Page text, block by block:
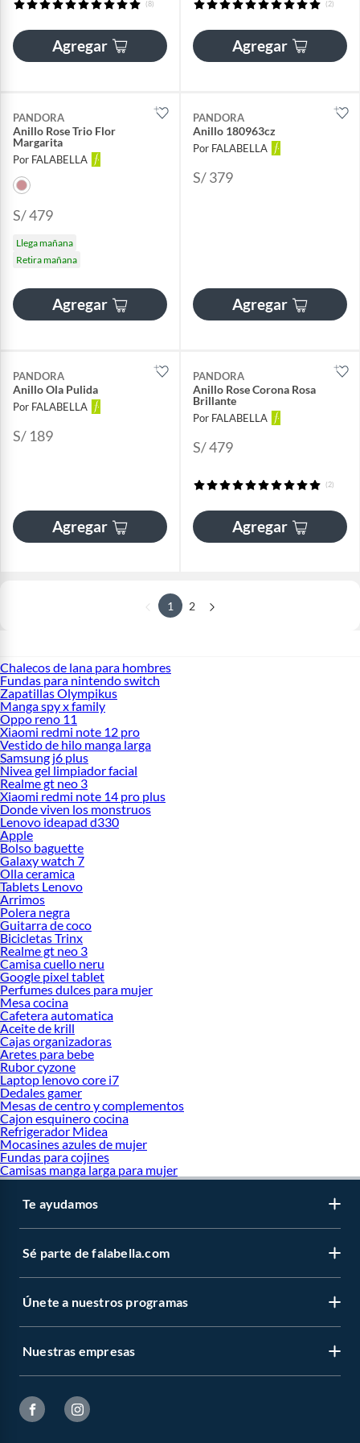
(8)
Agregar
(2)
Agregar
PANDORA
Anillo Rose Trio Flor
Margarita
Por FALABELLA
S/ 479
Llega mañana
Retira mañana
Agregar
PANDORA
Anillo 180963cz
Por FALABELLA
S/ 379
Agregar
PANDORA
Anillo Ola Pulida
Por FALABELLA
S/ 189
Agregar
PANDORA
Anillo Rose Corona Rosa
Brillante
Por FALABELLA
S/ 479
(2)
Agregar
1 2
Chalecos de lana para hombres
Fundas para nintendo switch
Zapatillas Olympikus
Manga spy x family
Oppo reno 11
Xiaomi redmi note 12 pro
Vestido de hilo manga larga
Samsung j6 plus
Nivea gel limpiador facial
Realme gt neo 3
Xiaomi redmi note 14 pro plus
Donde viven los monstruos
Lenovo ideapad d330
Apple
Bolso baguette
Galaxy watch 7
Olla ceramica
Tablets Lenovo
Arrimos
Polera negra
Guitarra de coco
Bicicletas Trinx
Realme gt neo 3
Camisa cuello neru
Google pixel tablet
Perfumes dulces para mujer
Mesa cocina
Cafetera automatica
Aceite de krill
Cajas organizadoras
Aretes para bebe
Rubor cyzone
Laptop lenovo core i7
Dedales gamer
Mesas de centro y complementos
Cajon esquinero cocina
Refrigerador Midea
Mocasines azules de mujer
Fundas para cojines
Camisas manga larga para mujer
Te ayudamos
Sé parte de falabella.com
Únete a nuestros programas
Nuestras empresas